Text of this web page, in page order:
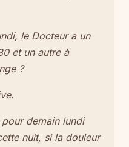
le Docteur a un
et un autre à
?
demain lundi
nuit, si la douleur